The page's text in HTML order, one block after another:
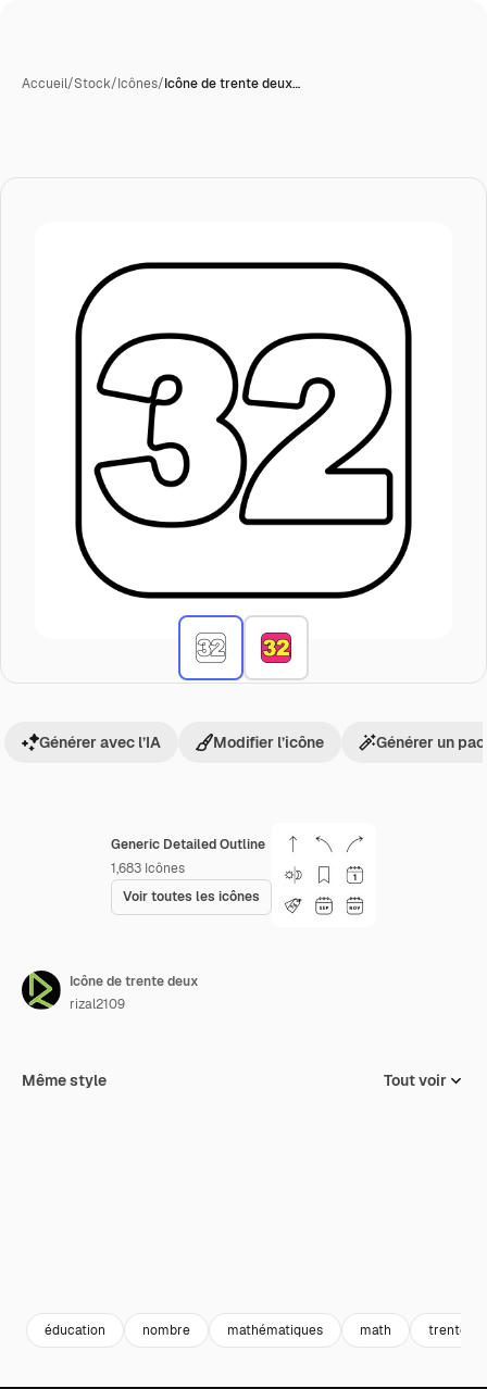
Accueil/Stock/Icônes/Icône de trente deux…
Generic Detailed Outline
1,683 Icônes
Voir toutes les icônes
Générer avec l’IA Modifier l’icône Générer un
Icône de trente deux
rizal2109
Même style Tout voir
éducation nombre mathématiques math trente